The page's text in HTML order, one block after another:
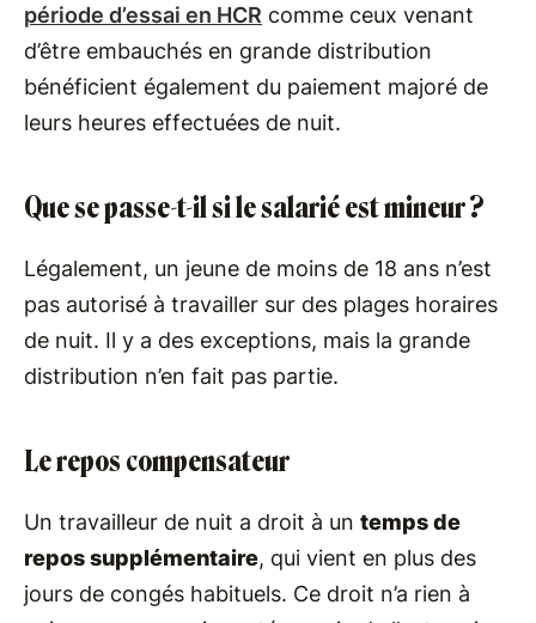
période d’essai en HCR comme ceux venant
d’être embauchés en grande distribution
bénéficient également du paiement majoré de
leurs heures effectuées de nuit.
Que se passe-t-il si le salarié est mineur ?
Légalement, un jeune de moins de 18 ans n’est
pas autorisé à travailler sur des plages horaires
de nuit. Il y a des exceptions, mais la grande
distribution n’en fait pas partie.
Le repos compensateur
Un travailleur de nuit a droit à un temps de
repos supplémentaire, qui vient en plus des
jours de congés habituels. Ce droit n’a rien à